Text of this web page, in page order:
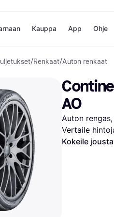
Kauppa
Kaupat
Gigantti
H&M
App Ohje
/Renkaat/Auton renkaat
AO
Auton
Vertaile
Kokeile